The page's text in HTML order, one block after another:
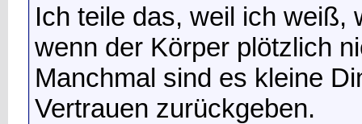
Ich teile das, weil ich weiß,
wenn der Körper plötzlich
Manchmal sind es kleine
Vertrauen zurückgeben.